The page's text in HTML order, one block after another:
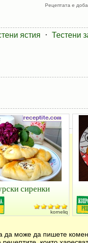
Рецептата е
ястия ⋅ Тестени
сиренки
korneliq
да може да пишете